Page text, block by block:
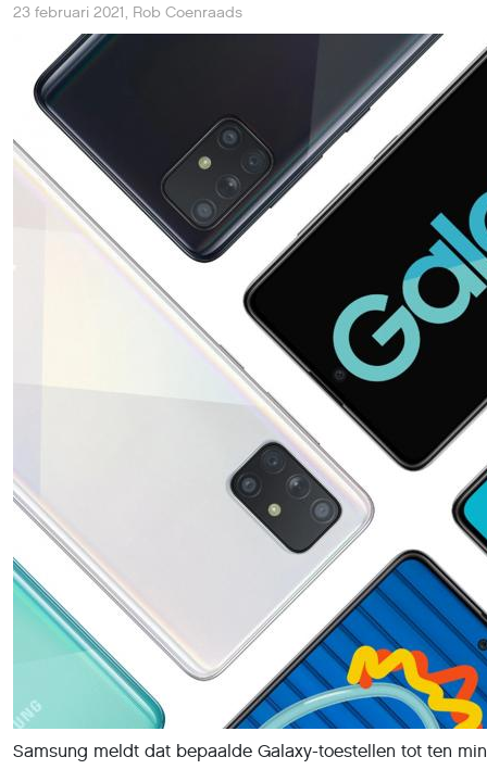
23 februari 2021, Rob Coenraads
Samsung meldt dat bepaalde Galaxy-toestellen tot ten